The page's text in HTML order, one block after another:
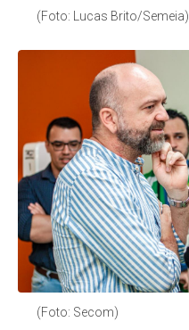
(Foto: Lucas Brito/Semeia)
(Foto: Secom)